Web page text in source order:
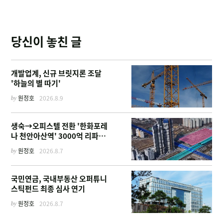
당신이 놓친 글
개발업계, 신규 브릿지론 조달
'하늘의 별 따기'
by원정호 2026.8.9
생숙→오피스텔 전환 '한화포레
나 천안아산역' 3000억 리파이
낸싱
by원정호 2026.8.7
국민연금, 국내부동산 오퍼튜니
스틱펀드 최종 심사 연기
by원정호 2026.8.7